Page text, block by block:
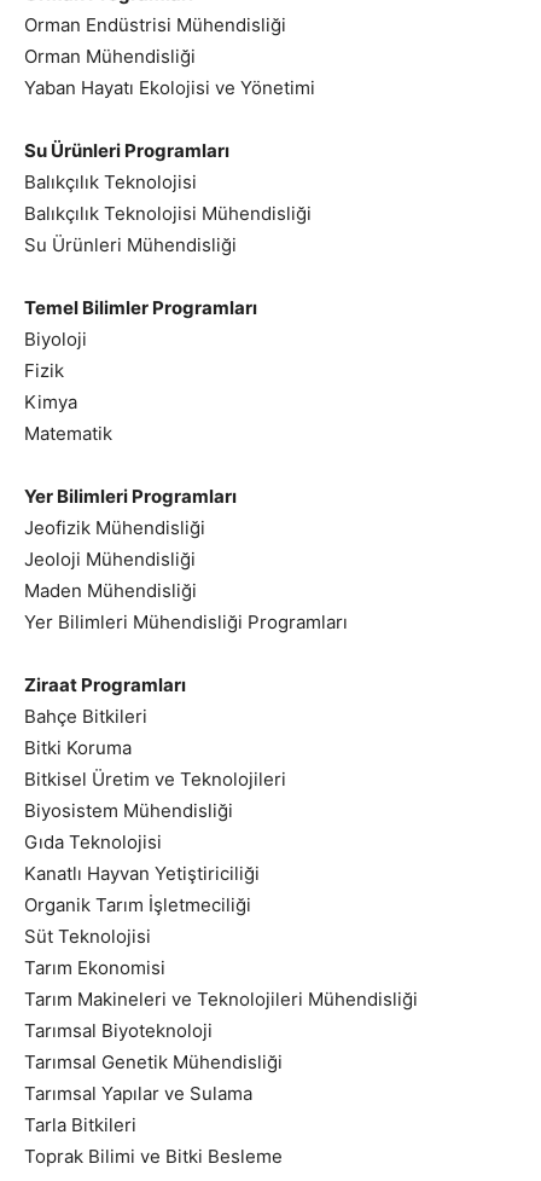
Orman Endüstrisi Mühendisliği
Orman Mühendisliği
Yaban Hayatı Ekolojisi ve Yönetimi
Su Ürünleri Programları
Balıkçılık Teknolojisi
Balıkçılık Teknolojisi Mühendisliği
Su Ürünleri Mühendisliği
Temel Bilimler Programları
Biyoloji
Fizik
Kimya
Matematik
Yer Bilimleri Programları
Jeofizik Mühendisliği
Jeoloji Mühendisliği
Maden Mühendisliği
Yer Bilimleri Mühendisliği Programları
Ziraat Programları
Bahçe Bitkileri
Bitki Koruma
Bitkisel Üretim ve Teknolojileri
Biyosistem Mühendisliği
Gıda Teknolojisi
Kanatlı Hayvan Yetiştiriciliği
Organik Tarım İşletmeciliği
Süt Teknolojisi
Tarım Ekonomisi
Tarım Makineleri ve Teknolojileri Mühendisliği
Tarımsal Biyoteknoloji
Tarımsal Genetik Mühendisliği
Tarımsal Yapılar ve Sulama
Tarla Bitkileri
Toprak Bilimi ve Bitki Besleme